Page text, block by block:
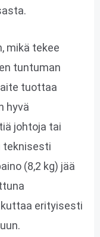
mikä tekee
tuntuman
tuottaa
hyvä
johtoja tai
teknisesti
(8,2 kg) jää
erityisesti